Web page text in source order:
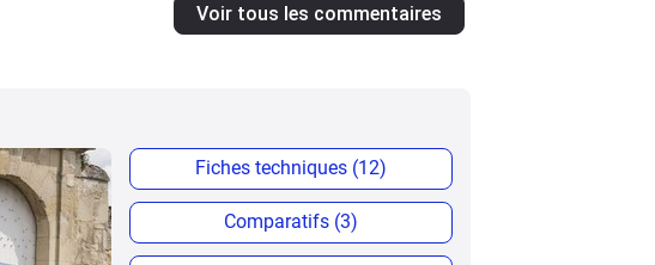
Voir tous les commentaires
Fiches techniques (12)
Comparatifs (3)